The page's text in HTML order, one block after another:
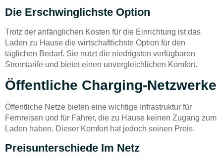
Die Erschwinglichste Option
Trotz der anfänglichen Kosten für die Einrichtung ist das
Laden zu Hause die wirtschaftlichste Option für den
täglichen Bedarf. Sie nutzt die niedrigsten verfügbaren
Stromtarife und bietet einen unvergleichlichen Komfort.
Öffentliche Charging-Netzwerke
Öffentliche Netze bieten eine wichtige Infrastruktur für
Fernreisen und für Fahrer, die zu Hause keinen Zugang zum
Laden haben. Dieser Komfort hat jedoch seinen Preis.
Preisunterschiede Im Netz